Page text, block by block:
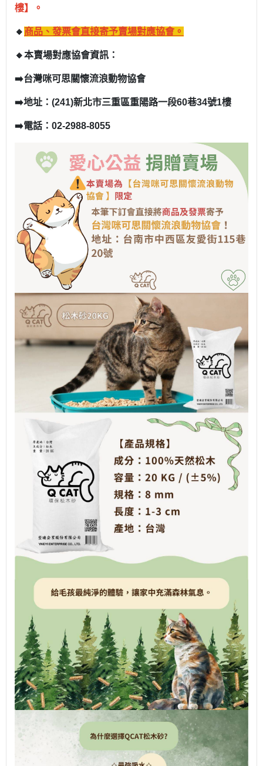
樓】。
🔸 商品、發票會直接寄予賣場對應協會。
🔸本賣場對應協會資訊：
➡️台灣咪可思關懷流浪動物協會
➡️地址：(241)新北市三重區重陽路一段60巷34號1樓
➡️電話：02-2988-8055